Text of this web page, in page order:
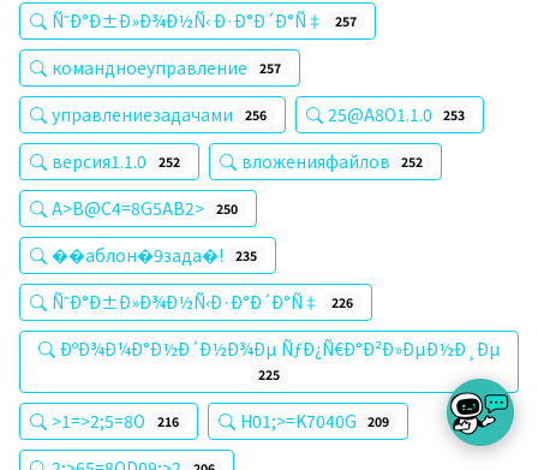
ÑˆÐ°Ð±Ð»Ð¾Ð½Ñ‹ Ð·Ð°Ð´Ð°Ñ‡ 257
командноеуправление 257
управлениезадачами 256 25@A8O1.1.0 253
версия1.1.0 252 вложенияфайлов 252
A>B@C4=8G5AB2> 250
��аблон�9зада�! 235
ÑˆÐ°Ð±Ð»Ð¾Ð½Ñ‹Ð·Ð°Ð´Ð°Ñ‡ 226
ÐºÐ¾Ð¼Ð°Ð½Ð´Ð½Ð¾Ðµ ÑƒÐ¿Ñ€Ð°Ð²Ð»ÐµÐ½Ð¸Ðµ
225
>1=>2;5=8O 216 H01;>=K7040G 209